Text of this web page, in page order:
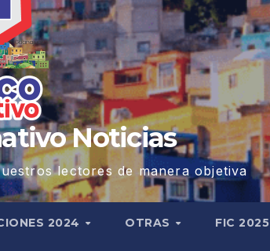
Noticias
lectores de manera objetiva
2024 OTRAS FIC 2025